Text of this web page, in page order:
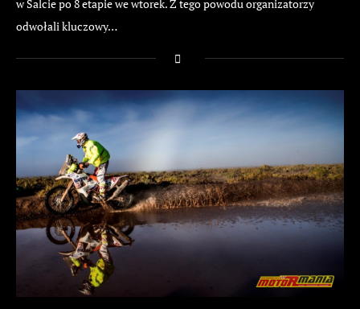
w Salcie po 8 etapie we wtorek. Z tego powodu organizatorzy
odwołali kluczowy…